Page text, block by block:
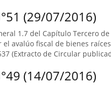
(29/07/2016)
1.7 del Capítulo Tercero
avalúo fiscal de bienes
(Extracto de Circular
(14/07/2016)